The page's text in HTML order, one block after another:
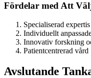
Fördelar med Att
Specialiserad
Individuellt
Innovativ forskning
Patientcentrerad vård
Avslutande